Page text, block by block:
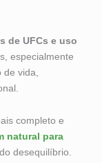
de UFCs e uso
especialmente
vida,
completo e
natural para
desequilíbrio.